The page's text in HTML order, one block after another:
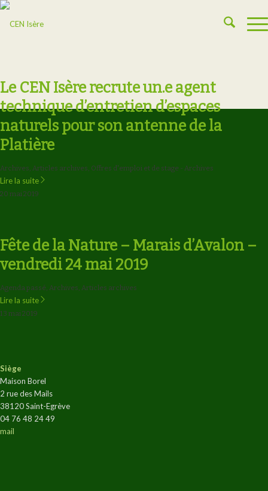
Le CEN Isère recrute un.e agent
technique d’entretien d’espaces
naturels pour son antenne de la
Platière
Archives, Articles archives, Offres d'emploi et de stage - Archives
Lire la suite
20 mai 2019
Fête de la Nature – Marais d’Avalon –
vendredi 24 mai 2019
Agenda passé, Archives, Articles archives
Lire la suite
13 mai 2019
Siège
Maison Borel
2 rue des Mails
38120 Saint-Egrève
04 76 48 24 49
mail